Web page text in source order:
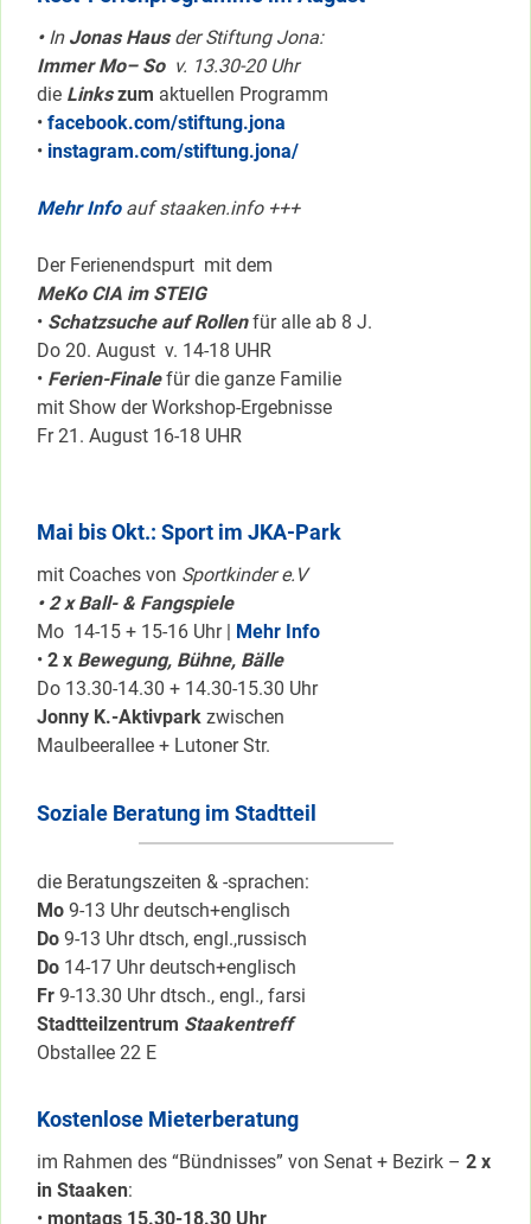
•InJonas Hausder Stiftung Jona:
Immer Mo– So v. 13.30-20 Uhr
die Linkszum aktuellen Programm
• facebook.com/stiftung.jona
• instagram.com/stiftung.jona/
Mehr Infoauf staaken.info +++
Der Ferienendspurt mit dem
MeKo CIA im STEIG
• Schatzsuche auf Rollenfür alle ab 8 J.
Do 20. August v. 14-18 UHR
• Ferien-Finalefür die ganze Familie
mit Show der Workshop-Ergebnisse
Fr 21. August 16-18 UHR
Mai bis Okt.: Sport im JKA-Park
mit Coaches von Sportkinder e.V
• 2 x Ball- & Fangspiele
Mo 14-15 + 15-16 Uhr | Mehr Info
• 2 x Bewegung, Bühne, Bälle
Do 13.30-14.30 + 14.30-15.30 Uhr
Jonny K.-Aktivpark zwischen
Maulbeerallee + Lutoner Str.
Soziale Beratung im Stadtteil
die Beratungszeiten & -sprachen:
Mo 9-13 Uhr deutsch+englisch
Do 9-13 Uhr dtsch, engl.,russisch
Do 14-17 Uhr deutsch+englisch
Fr 9-13.30 Uhr dtsch., engl., farsi
Stadtteilzentrum Staakentreff
Obstallee 22 E
Kostenlose Mieterberatung
im Rahmen des “Bündnisses” von Senat + Bezirk – 2 x
in Staaken:
• montags 15.30-18.30 Uhr